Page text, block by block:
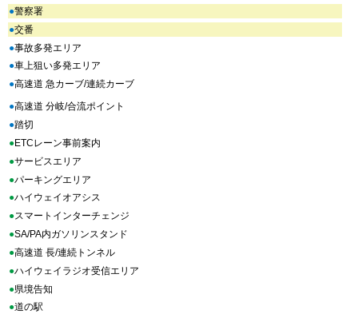
●警察署
●交番
●事故多発エリア
●車上狙い多発エリア
●高速道 急カーブ/連続カーブ
●高速道 分岐/合流ポイント
●踏切
●ETCレーン事前案内
●サービスエリア
●パーキングエリア
●ハイウェイオアシス
●スマートインターチェンジ
●SA/PA内ガソリンスタンド
●高速道 長/連続トンネル
●ハイウェイラジオ受信エリア
●県境告知
●道の駅